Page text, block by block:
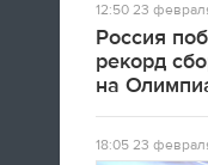
А если вы
последние
неспортивные
Сочи.
09:33
12:5023
Россия
рекорд
на
18:0523